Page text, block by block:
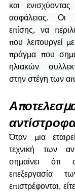
και
ασφάλειας. Οι
επίσης, να
που λειτουργεί
πράγμα που
ηλιακών
στην στέγη των
Όταν μια
τεχνική των
σημαίνει ότι
επεξεργασία
επιστρέφονται,